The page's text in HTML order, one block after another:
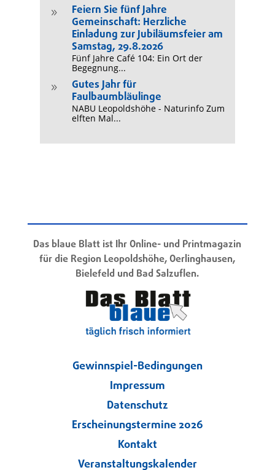
9
Feiern Sie fünf Jahre
Gemeinschaft: Herzliche
Einladung zur Jubiläumsfeier am
Samstag, 29.8.2026
Fünf Jahre Café 104: Ein Ort der
Begegnung...
9
Gutes Jahr für
Faulbaumbläulinge
NABU Leopoldshöhe - Naturinfo Zum
elften Mal...
Das blaue Blatt ist Ihr Online- und Printmagazin
für die Region Leopoldshöhe, Oerlinghausen,
Bielefeld und Bad Salzuflen.
Gewinnspiel-Bedingungen
Impressum
Datenschutz
Erscheinungstermine 2026
Kontakt
Veranstaltungskalender